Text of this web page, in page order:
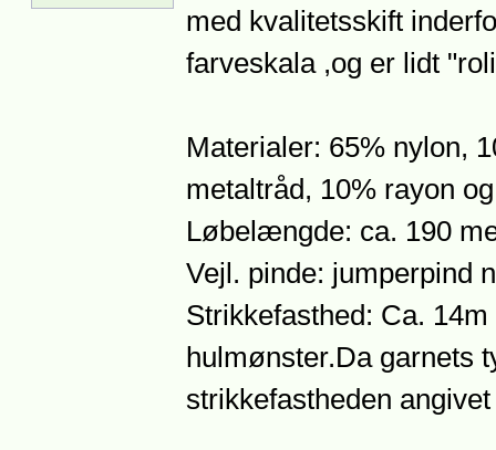
med kvalitetsskift
farveskala ,og er lidt
Materialer: 65% nylon,
metaltråd, 10% rayon
Løbelængde: ca. 190
Vejl. pinde: jumperpind
Strikkefasthed: Ca.
hulmønster.Da garnets
strikkefastheden